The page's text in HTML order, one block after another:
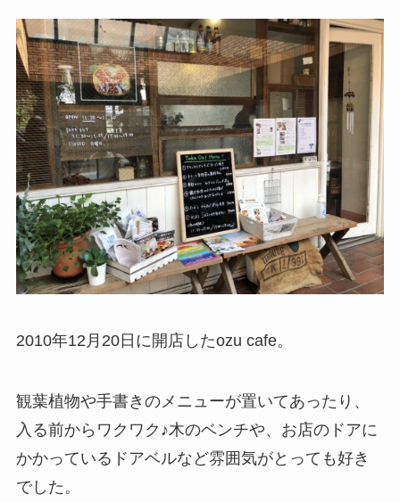
2010年12月20日に開店したozu cafe。
観葉植物や手書きのメニューが置いてあったり、
入る前からワクワク♪木のベンチや、お店のドアに
かかっているドアベルなど雰囲気がとっても好き
でした。